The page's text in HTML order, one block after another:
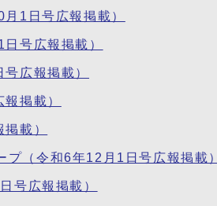
1日号広報掲載）
号広報掲載）
広報掲載）
掲載）
載）
プ（令和6年12月1日号広報掲載）
号広報掲載）